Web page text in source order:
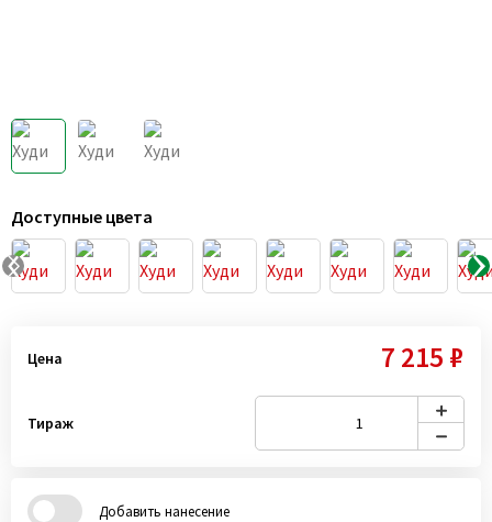
Доступные цвета
Цена 7 215 ₽
Тираж
Добавить нанесение